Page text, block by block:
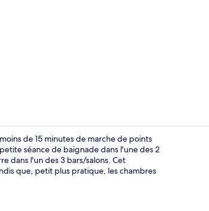
Extérieur
de 15 minutes de marche de points
séance de baignade dans l'une des 2
dans l'un des 3 bars/salons. Cet
que, petit plus pratique, les chambres